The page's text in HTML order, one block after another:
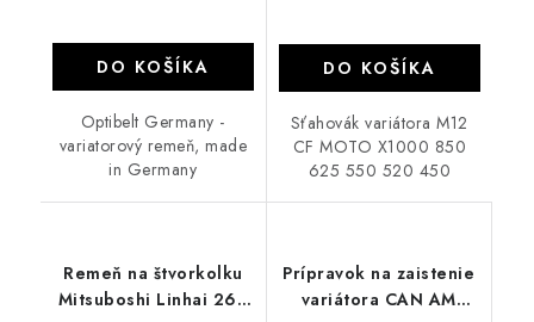
DO KOŠÍKA
Optibelt Germany -
variatorový remeň, made
in Germany
DO KOŠÍKA
Sťahovák variátora M12
CF MOTO X1000 850
625 550 520 450
Remeň na štvorkolku
Mitsuboshi Linhai 260
Prípravok na zaistenie
variátora CAN AM